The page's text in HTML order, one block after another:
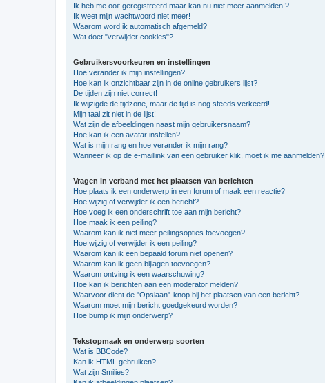
Ik heb me ooit geregistreerd maar kan nu niet meer aanmelden!?
Ik weet mijn wachtwoord niet meer!
Waarom word ik automatisch afgemeld?
Wat doet "verwijder cookies"?
Gebruikersvoorkeuren en instellingen
Hoe verander ik mijn instellingen?
Hoe kan ik onzichtbaar zijn in de online gebruikers lijst?
De tijden zijn niet correct!
Ik wijzigde de tijdzone, maar de tijd is nog steeds verkeerd!
Mijn taal zit niet in de lijst!
Wat zijn de afbeeldingen naast mijn gebruikersnaam?
Hoe kan ik een avatar instellen?
Wat is mijn rang en hoe verander ik mijn rang?
Wanneer ik op de e-maillink van een gebruiker klik, moet ik me aanmelden?
Vragen in verband met het plaatsen van berichten
Hoe plaats ik een onderwerp in een forum of maak een reactie?
Hoe wijzig of verwijder ik een bericht?
Hoe voeg ik een onderschrift toe aan mijn bericht?
Hoe maak ik een peiling?
Waarom kan ik niet meer peilingsopties toevoegen?
Hoe wijzig of verwijder ik een peiling?
Waarom kan ik een bepaald forum niet openen?
Waarom kan ik geen bijlagen toevoegen?
Waarom ontving ik een waarschuwing?
Hoe kan ik berichten aan een moderator melden?
Waarvoor dient de "Opslaan"-knop bij het plaatsen van een bericht?
Waarom moet mijn bericht goedgekeurd worden?
Hoe bump ik mijn onderwerp?
Tekstopmaak en onderwerp soorten
Wat is BBCode?
Kan ik HTML gebruiken?
Wat zijn Smilies?